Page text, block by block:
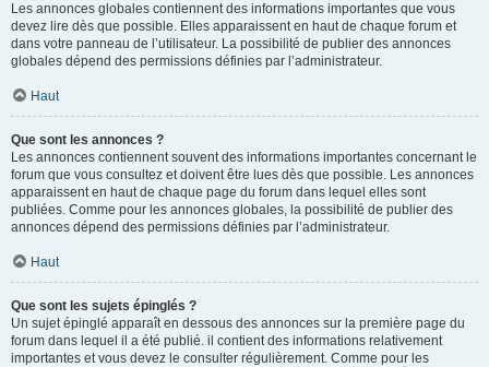
Les annonces globales contiennent des informations importantes que vous
devez lire dès que possible. Elles apparaissent en haut de chaque forum et
dans votre panneau de l’utilisateur. La possibilité de publier des annonces
globales dépend des permissions définies par l’administrateur.
Haut
Que sont les annonces ?
Les annonces contiennent souvent des informations importantes concernant le
forum que vous consultez et doivent être lues dès que possible. Les annonces
apparaissent en haut de chaque page du forum dans lequel elles sont
publiées. Comme pour les annonces globales, la possibilité de publier des
annonces dépend des permissions définies par l’administrateur.
Haut
Que sont les sujets épinglés ?
Un sujet épinglé apparaît en dessous des annonces sur la première page du
forum dans lequel il a été publié. il contient des informations relativement
importantes et vous devez le consulter régulièrement. Comme pour les